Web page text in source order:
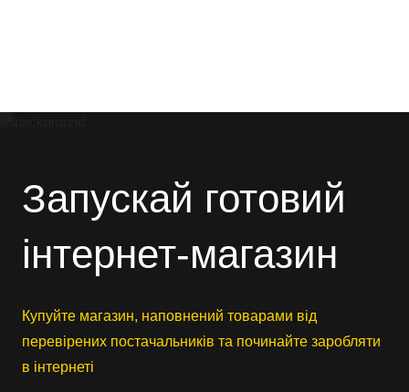
Запускай готовий
інтернет-магазин
Купуйте магазин, наповнений товарами від
перевірених постачальників та починайте заробляти
в інтернеті